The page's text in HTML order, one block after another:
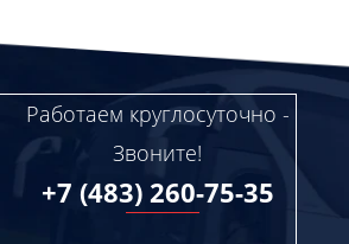
Работаем круглосуточно -
Звоните!
+7 (483) 260-75-35